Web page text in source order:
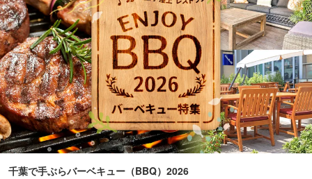
千葉で手ぶらバーベキュー（BBQ）2026